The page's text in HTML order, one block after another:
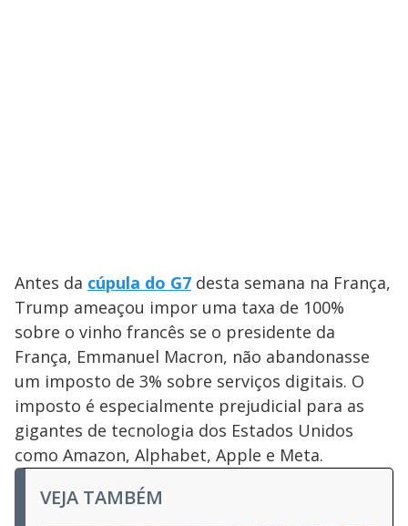
Antes da cúpula do G7 desta semana na França,
Trump ameaçou impor uma taxa de 100%
sobre o vinho francês se o presidente da
França, Emmanuel Macron, não abandonasse
um imposto de 3% sobre serviços digitais. O
imposto é especialmente prejudicial para as
gigantes de tecnologia dos Estados Unidos
como Amazon, Alphabet, Apple e Meta.
VEJA TAMBÉM